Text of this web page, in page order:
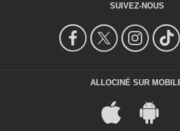
SUIVEZ-NOUS
ALLOCINÉ SUR